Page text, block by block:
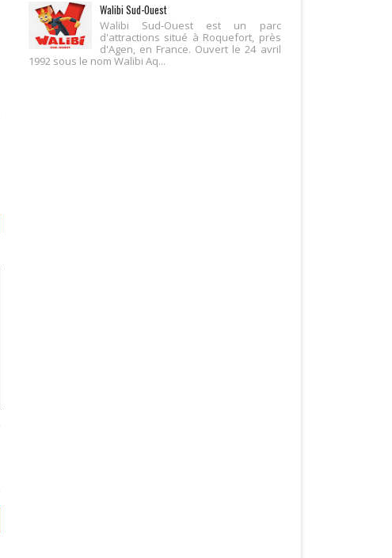
Walibi Sud-Ouest
Walibi Sud-Ouest est un parc
d'attractions situé à Roquefort, près
d'Agen, en France. Ouvert le 24 avril
1992 sous le nom Walibi Aq...